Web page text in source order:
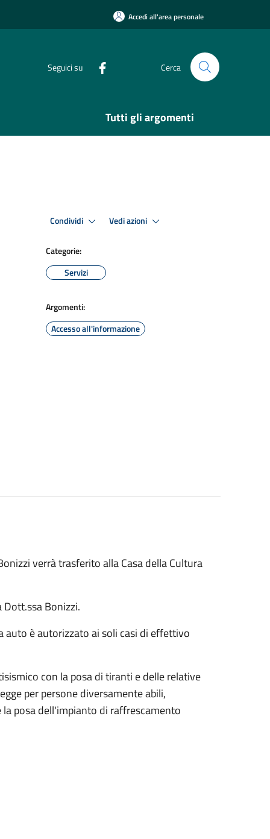
Accedi all'area personale
Seguici su Cerca
Tutti gli argomenti
Condividi Vedi azioni
Categorie:
Servizi
Argomenti:
Accesso all'informazione
verrà trasferito alla Casa della Cultura
Bonizzi.
auto è autorizzato ai soli casi di effettivo
con la posa di tiranti e delle relative
per persone diversamente abili,
posa dell'impianto di raffrescamento